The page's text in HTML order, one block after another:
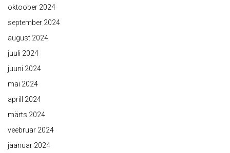
oktoober 2024
september 2024
august 2024
juuli 2024
juuni 2024
mai 2024
aprill 2024
märts 2024
veebruar 2024
jaanuar 2024